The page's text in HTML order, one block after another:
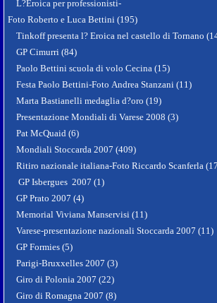
L?Eroica per professionisti-
Foto Roberto e Luca Bettini (195)
Tinkoff presenta l? Eroica nel castello di Tornano
GP Cimurri (84)
Paolo Bettini scuola di volo Cecina (15)
Festa Paolo Bettini-Foto Andrea Stanzani (11)
Marta Bastianelli medaglia d?oro (19)
Presentazione Mondiali di Varese 2008 (3)
Pat McQuaid (6)
Mondiali Stoccarda 2007 (409)
Ritiro nazionale italiana-Foto Riccardo Scanferla
GP Isbergues 2007 (1)
GP Prato 2007 (4)
Memorial Viviana Manservisi (11)
Varese-presentazione nazionali Stoccarda 2007 (11)
GP Formies (5)
Parigi-Bruxxelles 2007 (3)
Giro di Polonia 2007 (22)
Giro di Romagna 2007 (8)